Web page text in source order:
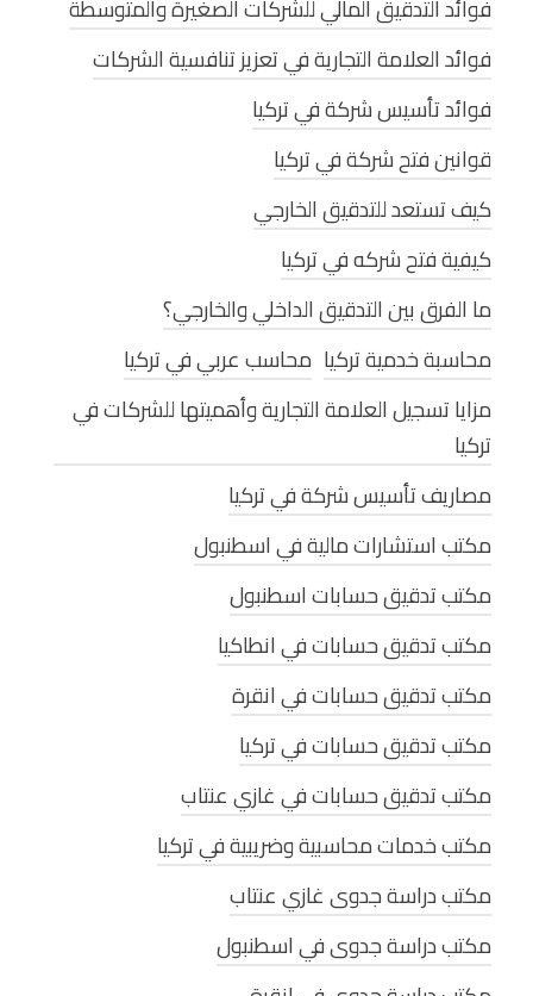
فوائد التدقيق المالي للشركات الصغيرة والمتوسطة
فوائد العلامة التجارية في تعزيز تنافسية الشركات
فوائد تأسيس شركة في تركيا
قوانين فتح شركة في تركيا
كيف تستعد للتدقيق الخارجي
كيفية فتح شركه في تركيا
ما الفرق بين التدقيق الداخلي والخارجي؟
محاسبة خدمية تركيا محاسب عربي في تركيا
مزايا تسجيل العلامة التجارية وأهميتها للشركات في
تركيا
مصاريف تأسيس شركة في تركيا
مكتب استشارات مالية في اسطنبول
مكتب تدقيق حسابات اسطنبول
مكتب تدقيق حسابات في انطاكيا
مكتب تدقيق حسابات في انقرة
مكتب تدقيق حسابات في تركيا
مكتب تدقيق حسابات في غازي عنتاب
مكتب خدمات محاسبية وضريبية في تركيا
مكتب دراسة جدوى غازي عنتاب
مكتب دراسة جدوى في اسطنبول